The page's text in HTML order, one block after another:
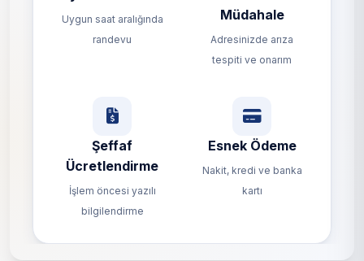
Uygun saat aralığında
randevu
Müdahale
Adresinizde arıza
tespiti ve onarım
Şeffaf
Ücretlendirme
İşlem öncesi yazılı
bilgilendirme
Esnek Ödeme
Nakit, kredi ve banka
kartı